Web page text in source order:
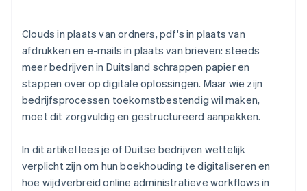
Kies geschikte boekhoudsoftware
Bewustmaking en training voor medewerkers
Controle op fiscale compliance
Clouds in plaats van ordners, pdf's in plaats van
afdrukken en e-mails in plaats van brieven: steeds
meer bedrijven in Duitsland schrappen papier en
stappen over op digitale oplossingen. Maar wie zijn
bedrijfsprocessen toekomstbestendig wil maken,
moet dit zorgvuldig en gestructureerd aanpakken.
In dit artikel lees je of Duitse bedrijven wettelijk
verplicht zijn om hun boekhouding te digitaliseren en
hoe wijdverbreid online administratieve workflows in